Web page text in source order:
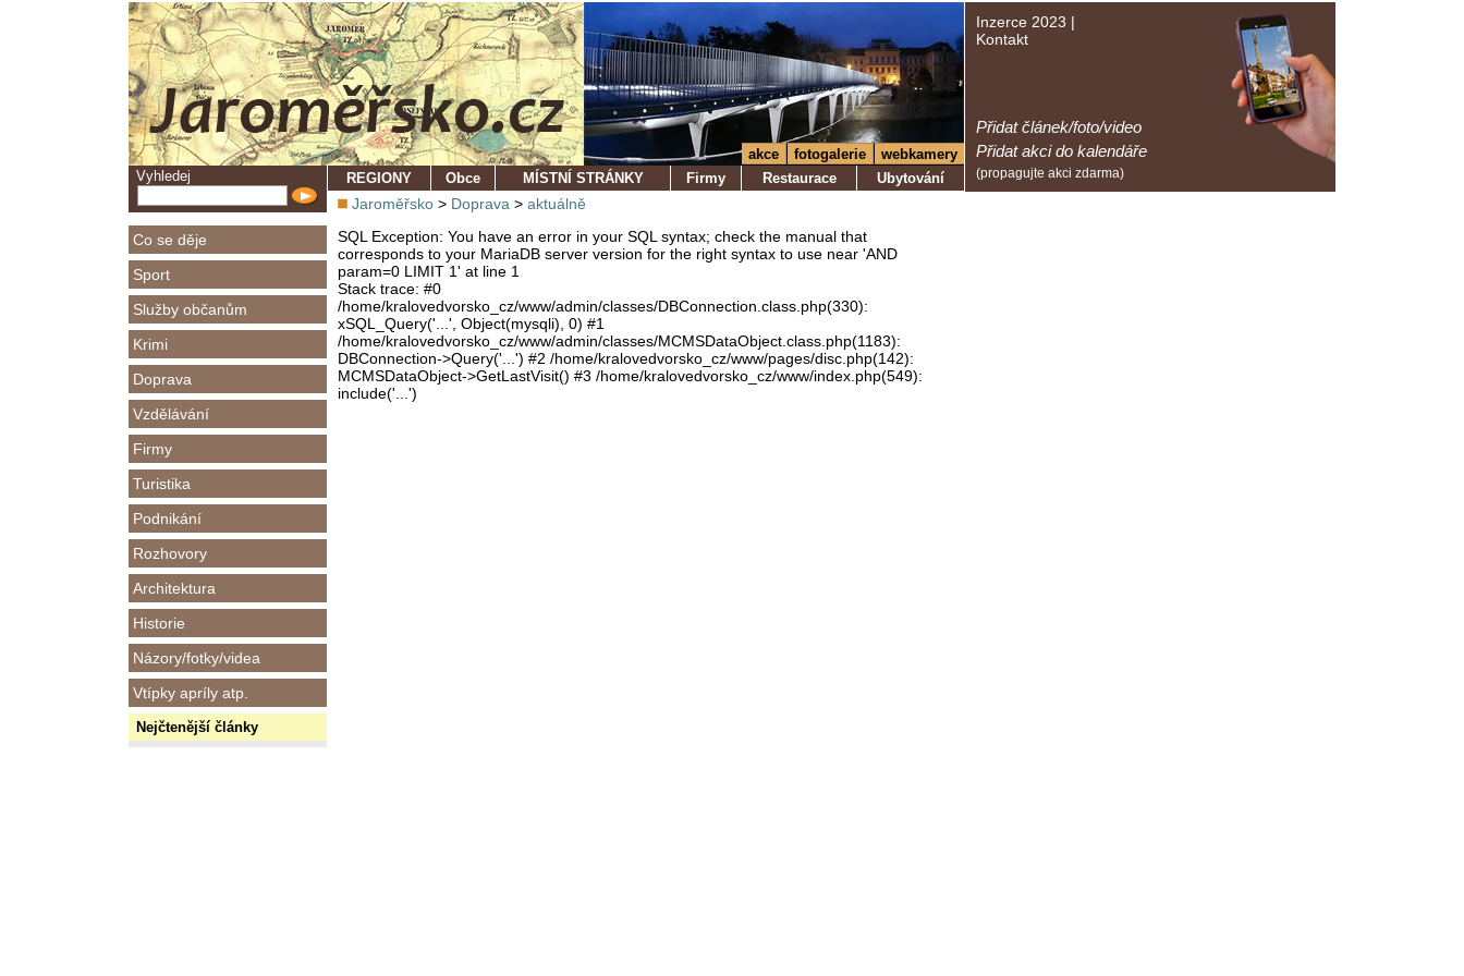
Vyhledej
Co se děje
Sport
Služby občanům
Krimi
Doprava
Vzdělávání
Firmy
Turistika
Podnikání
Rozhovory
Architektura
Historie
Názory/fotky/videa
Vtípky apríly atp.
Nejčtenější články
Inzerce 2023 |
Kontakt
Přidat článek/foto/video
Přidat akci do kalendáře
(propagujte akci zdarma)
akce fotogalerie
webkamery
REGIONY
Obce MÍSTNÍ STRÁNKY Firmy Restaurace Ubytování
Jaroměřsko > Doprava > aktuálně
SQL Exception: You have an error in your SQL syntax; check the manual that
corresponds to your MariaDB server version for the right syntax to use near 'AND
param=0 LIMIT 1' at line 1
Stack trace: #0
/home/kralovedvorsko_cz/www/admin/classes/DBConnection.class.php(330):
xSQL_Query('...', Object(mysqli), 0) #1
/home/kralovedvorsko_cz/www/admin/classes/MCMSDataObject.class.php(1183):
DBConnection->Query('...') #2 /home/kralovedvorsko_cz/www/pages/disc.php(142):
MCMSDataObject->GetLastVisit() #3 /home/kralovedvorsko_cz/www/index.php(549):
include('...')